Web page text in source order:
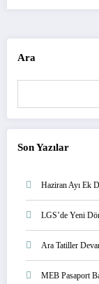
Ara
Son Yazılar
Haziran Ayı Ek
LGS’de Yeni
Ara Tatiller
MEB Pasaport